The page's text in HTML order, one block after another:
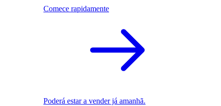
Comece rapidamente
Poderá estar a vender já amanhã.